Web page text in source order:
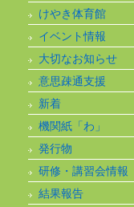
けやき体育館
イベント情報
大切なお知らせ
意思疎通支援
新着
機関紙「わ」
発行物
研修・講習会情報
結果報告